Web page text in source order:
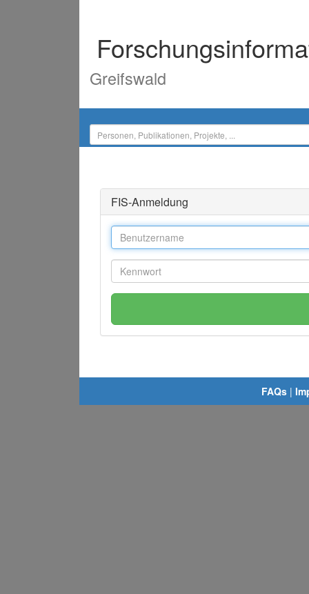
Greifswald
FIS-Anmeldung
FAQs |